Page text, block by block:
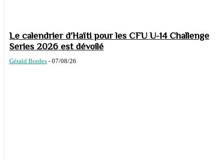
Le calendrier d’Haïti pour les CFU U-14 Challenge
Series 2026 est dévoilé
Gérald Bordes - 07/08/26